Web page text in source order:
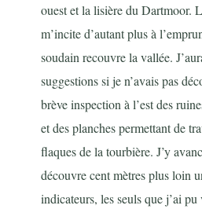
ouest et la lisière du Dartmoor.
m’incite d’autant plus à
soudain recouvre la vallée.
suggestions si je n’avais pas
brève inspection à l’est des
et des planches permettant de
flaques de la tourbière. J’y
découvre cent mètres plus loin
indicateurs, les seuls que j’ai